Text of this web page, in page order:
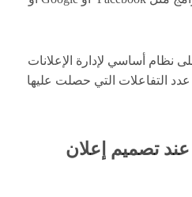
نظام أساسي لإدارة الإعلانات
التفاعلات التي حصلت عليها
تصميم إعلان